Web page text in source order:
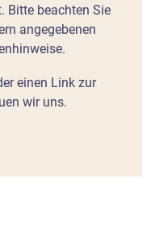
Bitte beachten Sie
angegebenen
einen Link zur
wir uns.